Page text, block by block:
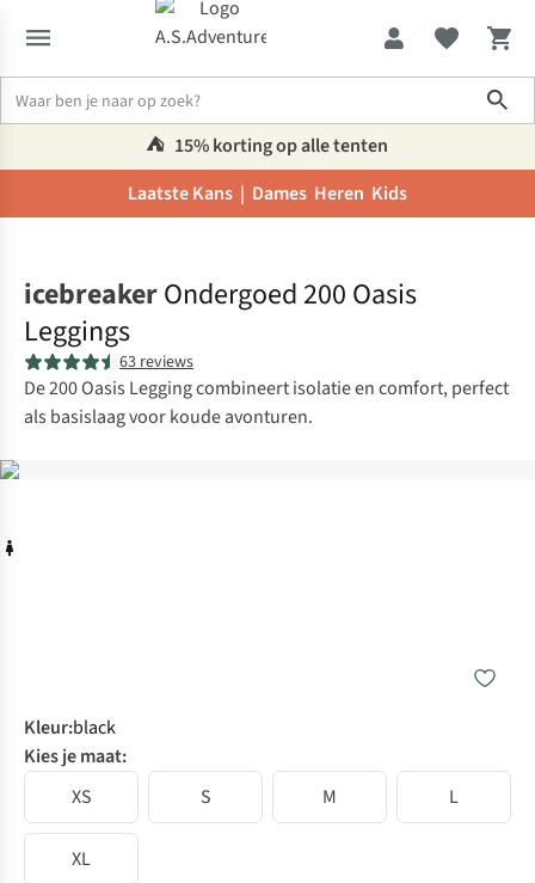
⛺️ 15% korting op alle tenten
Laatste Kans | Dames Heren Kids
icebreakerOndergoed 200 Oasis
Leggings
63 reviews
De 200 Oasis Legging combineert isolatie en comfort, perfect
als basislaag voor koude avonturen.
Kleur:black
Kies je maat:
XS
S M L
XL